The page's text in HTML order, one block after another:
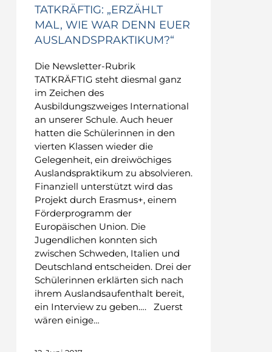
denn
euer
TATKRÄFTIG: „ERZÄHLT
MAL, WIE WAR DENN EUER
AUSLANDSPRAKTIKUM?“
Die Newsletter-Rubrik
TATKRÄFTIG steht diesmal ganz
im Zeichen des
Ausbildungszweiges International
an unserer Schule. Auch heuer
hatten die Schülerinnen in den
vierten Klassen wieder die
Gelegenheit, ein dreiwöchiges
Auslandspraktikum zu absolvieren.
Finanziell unterstützt wird das
Projekt durch Erasmus+, einem
Förderprogramm der
Europäischen Union. Die
Jugendlichen konnten sich
zwischen Schweden, Italien und
Deutschland entscheiden. Drei der
Schülerinnen erklärten sich nach
ihrem Auslandsaufenthalt bereit,
ein Interview zu geben…. Zuerst
wären einige…